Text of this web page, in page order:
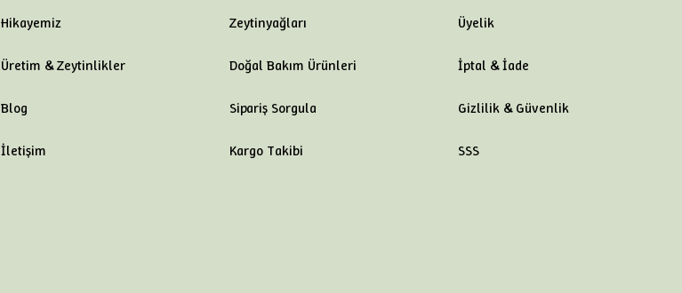
Hikayemiz
Üretim & Zeytinlikler
Blog
İletişim
Zeytinyağları
Doğal Bakım Ürünleri
Sipariş Sorgula
Kargo Takibi
Üyelik
İptal & İade
Gizlilik & Güvenlik
SSS